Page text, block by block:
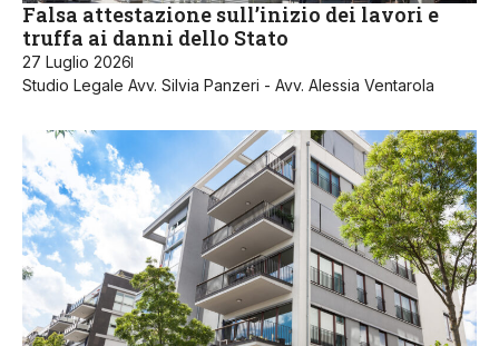
Falsa attestazione sull’inizio dei lavori e
truffa ai danni dello Stato
27 Luglio 2026
Studio Legale Avv. Silvia Panzeri - Avv. Alessia Ventarola